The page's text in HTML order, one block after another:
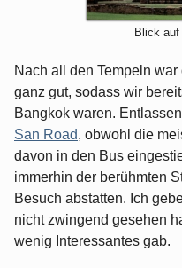
Blick
Nach all den Tempeln
ganz gut, sodass wir
Bangkok waren.
San Road, obwohl die
davon in den Bus
immerhin der berühmten
Besuch abstatten. Ich
nicht zwingend gesehen
wenig Interessantes gab.